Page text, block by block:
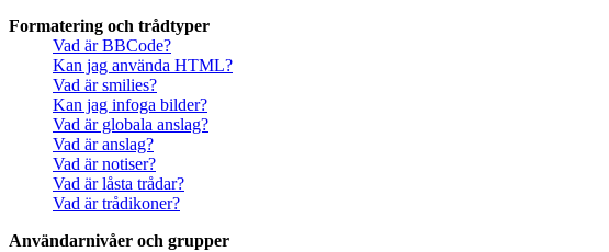
Formatering och trådtyper
Vad är BBCode?
Kan jag använda HTML?
Vad är smilies?
Kan jag infoga bilder?
Vad är globala anslag?
Vad är anslag?
Vad är notiser?
Vad är låsta trådar?
Vad är trådikoner?
Användarnivåer och grupper